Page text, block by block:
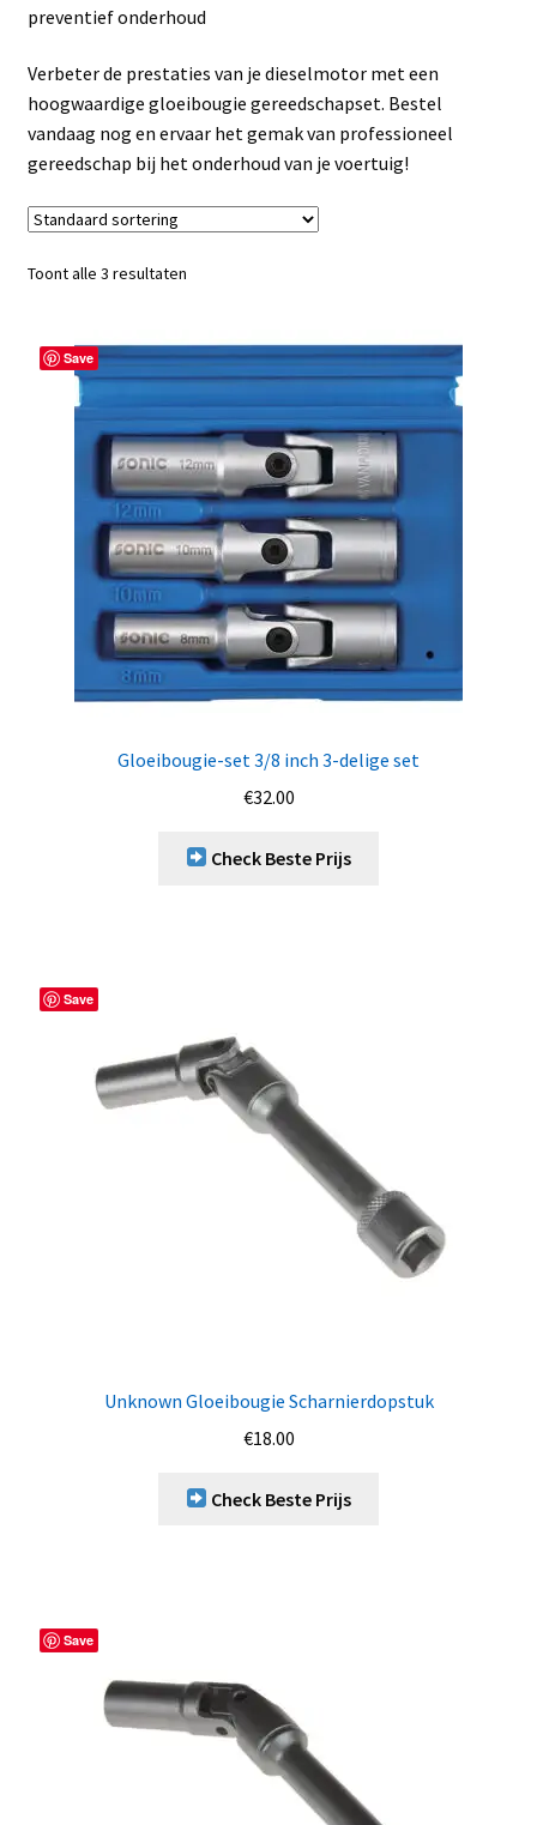
Retourbeleid
Videos
Winkelwagen
preventief onderhoud
Verbeter de prestaties van je dieselmotor met een
hoogwaardige gloeibougie gereedschapset. Bestel
vandaag nog en ervaar het gemak van professioneel
gereedschap bij het onderhoud van je voertuig!
Toont alle 3 resultaten
Save
Gloeibougie-set 3/8 inch 3-delige set
€32.00
Check Beste Prijs
Save
Unknown Gloeibougie Scharnierdopstuk
€18.00
Check Beste Prijs
Save